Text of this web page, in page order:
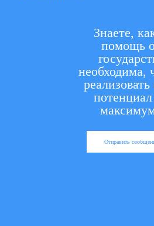
Знаете,
помощь
необходима,
Отправить